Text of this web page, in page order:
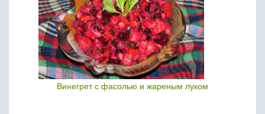
Винегрет с фасолью и жареным луком